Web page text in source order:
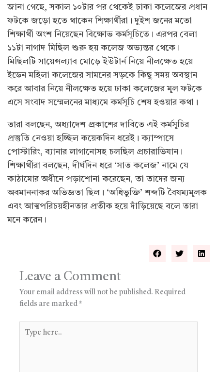
জানা গেছে, সকাল ১০টার পর থেকেই ঢাকা কলেজের প্রধান
ফটকে জড়ো হতে থাকেন শিক্ষার্থীরা। দুইশ জনের মতো
শিক্ষার্থী অংশ নিয়েছেন বিক্ষোভ কর্মসূচিতে। এরপর বেলা
১১টা নাগাদ মিছিল শুরু হয় কলেজ অভ্যন্তর থেকে।
মিছিলটি সায়েন্সল্যাব মোড়ে ইউটার্ন নিয়ে নীলক্ষেত হয়ে
ইডেন মহিলা কলেজের সামনের সড়কে কিছু সময় অবস্থান
করে আবার নিয়ে নীলক্ষেত হয়ে ঢাকা কলেজের মূল ফটকে
এসে সংবাদ সম্মেলনের মাধ্যমে কর্মসূচি শেষ হওয়ার কথা।
তারা বলছেন, অধ্যাদেশ প্রকাশের দাবিতে এই কর্মসূচির
প্রস্তুতি নেওয়া হচ্ছিল কয়েকদিন ধরেই। ক্যাম্পাসে
পোস্টারিং, ব্যানার লাগানোসহ চলছিল প্রচারাভিযান।
শিক্ষার্থীরা বলছেন, দীর্ঘদিন ধরে ‘সাত কলেজ’ নামে যে
কাঠামোর অধীনে পড়াশোনা করেছেন, তা তাদের জন্য
অবমাননাকর অভিজ্ঞতা ছিল। ‘অধিভুক্তি’ শব্দটি বৈষম্যমূলক
এবং আত্মপরিচয়হীনতার প্রতীক হয়ে দাঁড়িয়েছে বলে তারা
মনে করেন।
Leave a Comment
Your email address will not be published. Required
fields are marked *
here..